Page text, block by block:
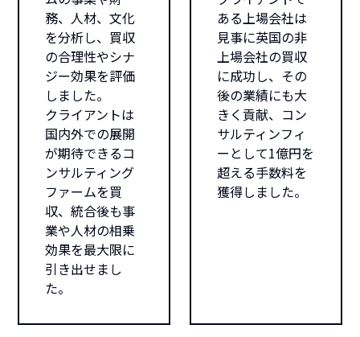
務、人材、文化
を分析し、買収
の合理性やシナ
ジー効果を評価
しました。
クライアントは
国内外での展開
が期待できるコ
ンサルティング
ファームを買
収、統合後も事
業や人材の相乗
効果を最大限に
引き出せまし
た。
ある上場会社は
見事に英国の非
上場会社の買収
に成功し、その
後の業績にも大
きく貢献、コン
サルティンフィ
ーとして1億円を
超える手数料を
獲得しました。